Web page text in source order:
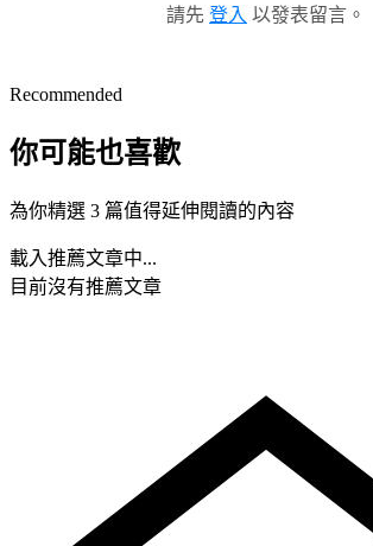
請先 登入 以發表留言。
Recommended
你可能也喜歡
為你精選 3 篇值得延伸閱讀的內容
載入推薦文章中...
目前沒有推薦文章